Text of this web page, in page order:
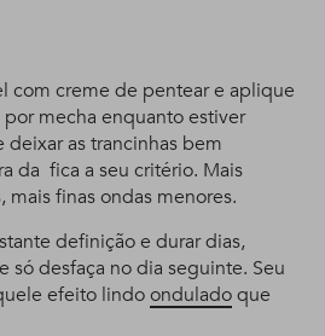
com creme de pentear e aplique
mecha enquanto estiver
deixar as trancinhas bem
da fica a seu critério. Mais
mais finas ondas menores.
definição e durar dias,
só desfaça no dia seguinte. Seu
efeito lindoonduladoque